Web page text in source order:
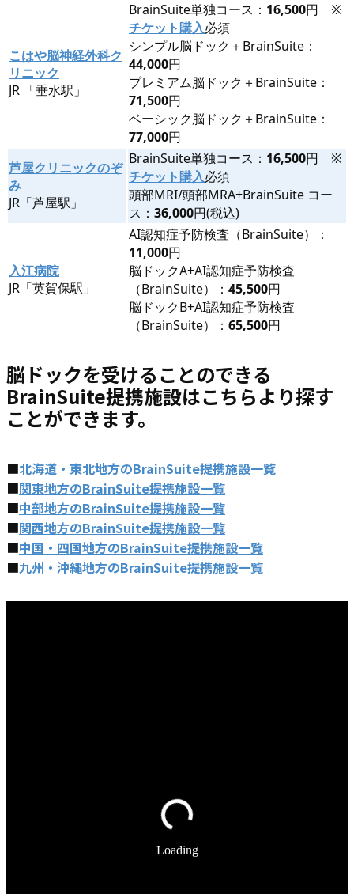
こはや脳神経外科ク
リニック
JR 「垂水駅」
BrainSuite単独コース： 16,500円​ ※
チケット購入必須
シンプル脳ドック＋BrainSuite：
44,000円
プレミアム脳ドック＋​BrainSuite：
71,500円
ベーシック脳ドック＋​BrainSuite：
77,000円
芦屋クリニックのぞ
み
JR「芦屋駅」
BrainSuite単独コース： 16,500円​ ※
チケット購入必須
頭部MRI/頭部MRA+BrainSuite コー
ス： 36,000円(税込)
入江病院
JR「英賀保駅」
AI認知症予防検査（BrainSuite）：
11,000円
脳ドックA+AI認知症予防検査
（BrainSuite）： 45,500円
脳ドックB+AI認知症予防検査
（BrainSuite）： 65,500円
脳ドックを受けることのできる
BrainSuite提携施設はこちらより探す
ことができます。
■北海道・東北地方のBrainSuite提携施設一覧
■関東地方のBrainSuite提携施設一覧
■中部地方のBrainSuite提携施設一覧
■関西地方のBrainSuite提携施設一覧
■中国・四国地方のBrainSuite提携施設一覧
■九州・沖縄地方のBrainSuite提携施設一覧